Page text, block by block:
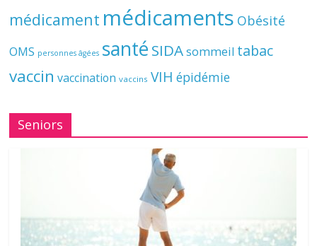
médicament médicaments Obésité
OMS personnes âgées santé SIDAsommeil tabac
vaccin vaccination vaccins VIH épidémie
Seniors